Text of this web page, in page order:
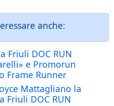
anche:
Friuli DOC RUN
e Promorun
Frame Runner
Mattagliano la
Friuli DOC RUN